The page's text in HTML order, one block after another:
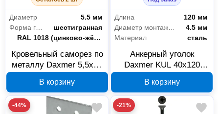
Диаметр
5.5 мм
шестигранная
Цвет RAL
RAL 1018 (цинково-жёлтый)
Кровельный саморез по
металлу Daxmer 5,5x19
В корзину
Длина
120 мм
Диаметр монтажных отверстий
4.5 мм
Материал
сталь
Анкерный уголок
Daxmer KUL 40х120
40х120
В корзину
-44% -21%